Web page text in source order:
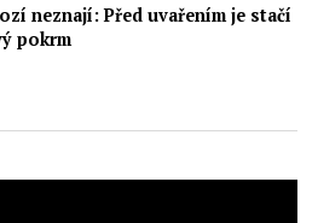
neznají: Před uvařením je stačí
pokrm